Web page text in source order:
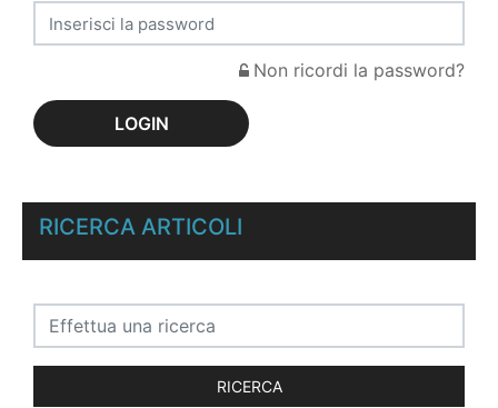
Non ricordi la password?
RICERCA ARTICOLI